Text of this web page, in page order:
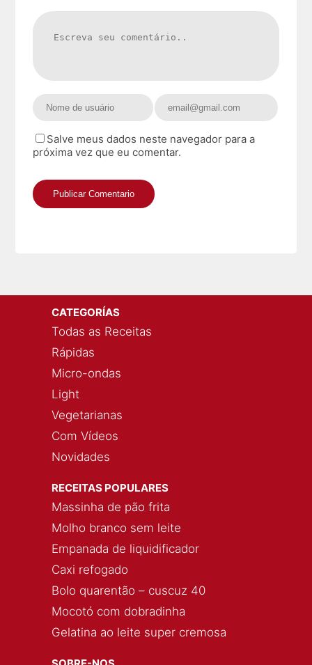
Salve meus dados neste navegador para a
próxima vez que eu comentar.
CATEGORÍAS
Todas as Receitas
Rápidas
Micro-ondas
Light
Vegetarianas
Com Vídeos
Novidades
RECEITAS POPULARES
Massinha de pão frita
Molho branco sem leite
Empanada de liquidificador
Caxi refogado
Bolo quarentão – cuscuz 40
Mocotó com dobradinha
Gelatina ao leite super cremosa